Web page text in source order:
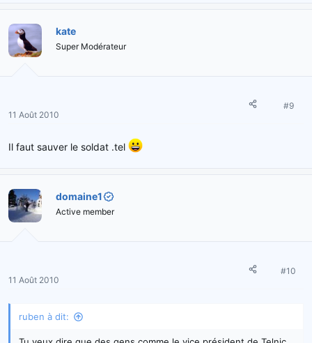
kate
Super Modérateur
11 Août 2010
#9
Il faut sauver le soldat .tel
domaine1
Active member
11 Août 2010
#10
ruben à dit: